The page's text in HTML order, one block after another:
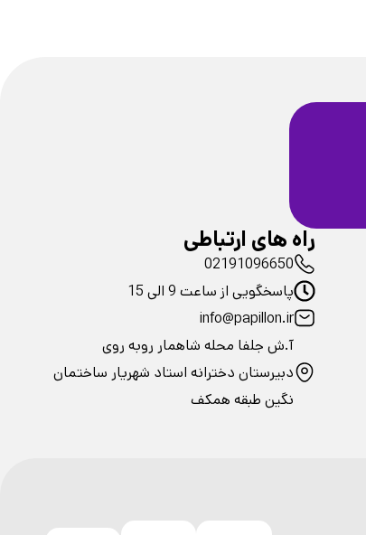
راه های ارتباطی
02191096650
پاسخگویی از ساعت 9 الی 15
info@papillon.ir
آ.ش جلفا محله شاهمار روبه روی
دبیرستان دخترانه استاد شهریار ساختمان
نگین طبقه همکف